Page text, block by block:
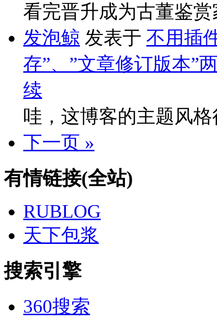
看完晋升成为古董鉴
发泡鲸 发表于 不用插
存”、”文章修订版本”
续
哇，这博客的主题风
下一页 »
有情链接(全站)
RUBLOG
天下包浆
搜索引擎
360搜索